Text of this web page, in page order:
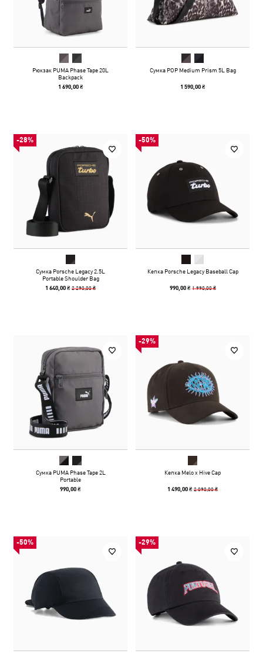
Рюкзак PUMA Phase Tape 20L
Backpack
1 690,00 ₴
Сумка POP Medium Prism 5L Bag
1 590,00 ₴
-28%
Сумка Porsche Legacy 2.5L
Portable Shoulder Bag
1 640,00 ₴2 290,00 ₴
-50%
Кепка Porsche Legacy Baseball Cap
990,00 ₴ 1 990,00 ₴
Сумка PUMA Phase Tape 2L
Portable
990,00 ₴
-29%
Кепка Melo x Hive Cap
1 490,00 ₴2 090,00 ₴
-50% -29%